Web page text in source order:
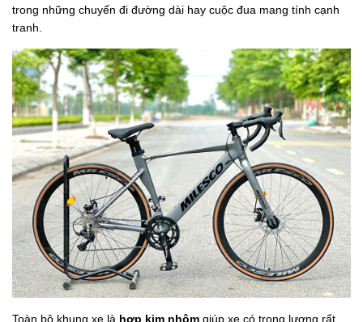
trong những chuyến đi đường dài hay cuộc đua mang tính cạnh
tranh.
Toàn bộ khung xe là hợp kim nhôm giúp xe có trọng lượng rất